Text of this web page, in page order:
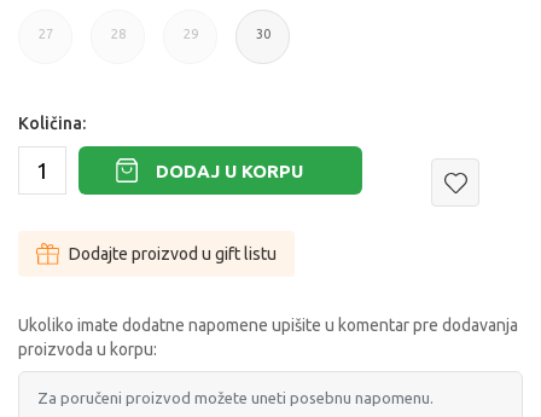
24
27
28 29 30
Količina:
DODAJ U KORPU
Dodajte proizvod u gift listu
Ukoliko imate dodatne napomene upišite u komentar pre dodavanja
proizvoda u korpu: